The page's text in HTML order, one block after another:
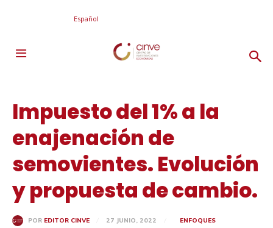
Español
Impuesto del 1% a la
enajenación de
semovientes. Evolución
y propuesta de cambio.
POR EDITOR CINVE 27 JUNIO, 2022 ENFOQUES